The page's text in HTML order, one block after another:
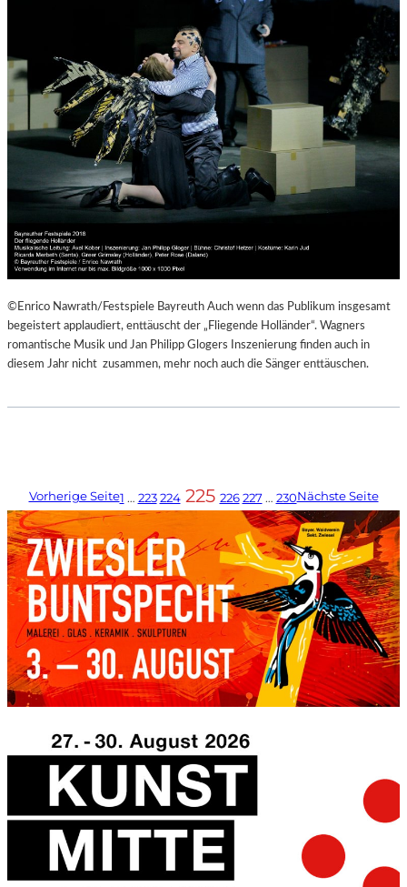
©Enrico Nawrath/Festspiele Bayreuth Auch wenn das Publikum insgesamt
begeistert applaudiert, enttäuscht der „Fliegende Holländer“. Wagners
romantische Musik und Jan Philipp Glogers Inszenierung finden auch in
diesem Jahr nicht zusammen, mehr noch auch die Sänger enttäuschen.
Vorherige Seite1 … 223 224 225 226 227 … 230Nächste Seite